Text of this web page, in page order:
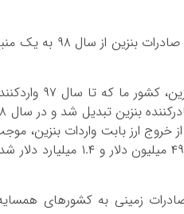
در پی موفقیت ایران در خودکفایی در تامین بنزین و تولید بنزین با کیفیت روز جهان، صادرات بنزین
بر اساس گزارش تفریغ بودجه سال ۹۸، با توجه به افزایش تولید و کاهش مصرف بنزین، کشور
بنزین بود و به‌طور متوسط در
از خروج ارز بابت واردات بنزین،
ورود ارز حاصل از صادرات بنزین در سال ۹۸ و هفت ماهه سال ۹۹ به ترتیب حدود ۴۹۰ میلیون دلار و ۱.۴
زمینی به کشورهای